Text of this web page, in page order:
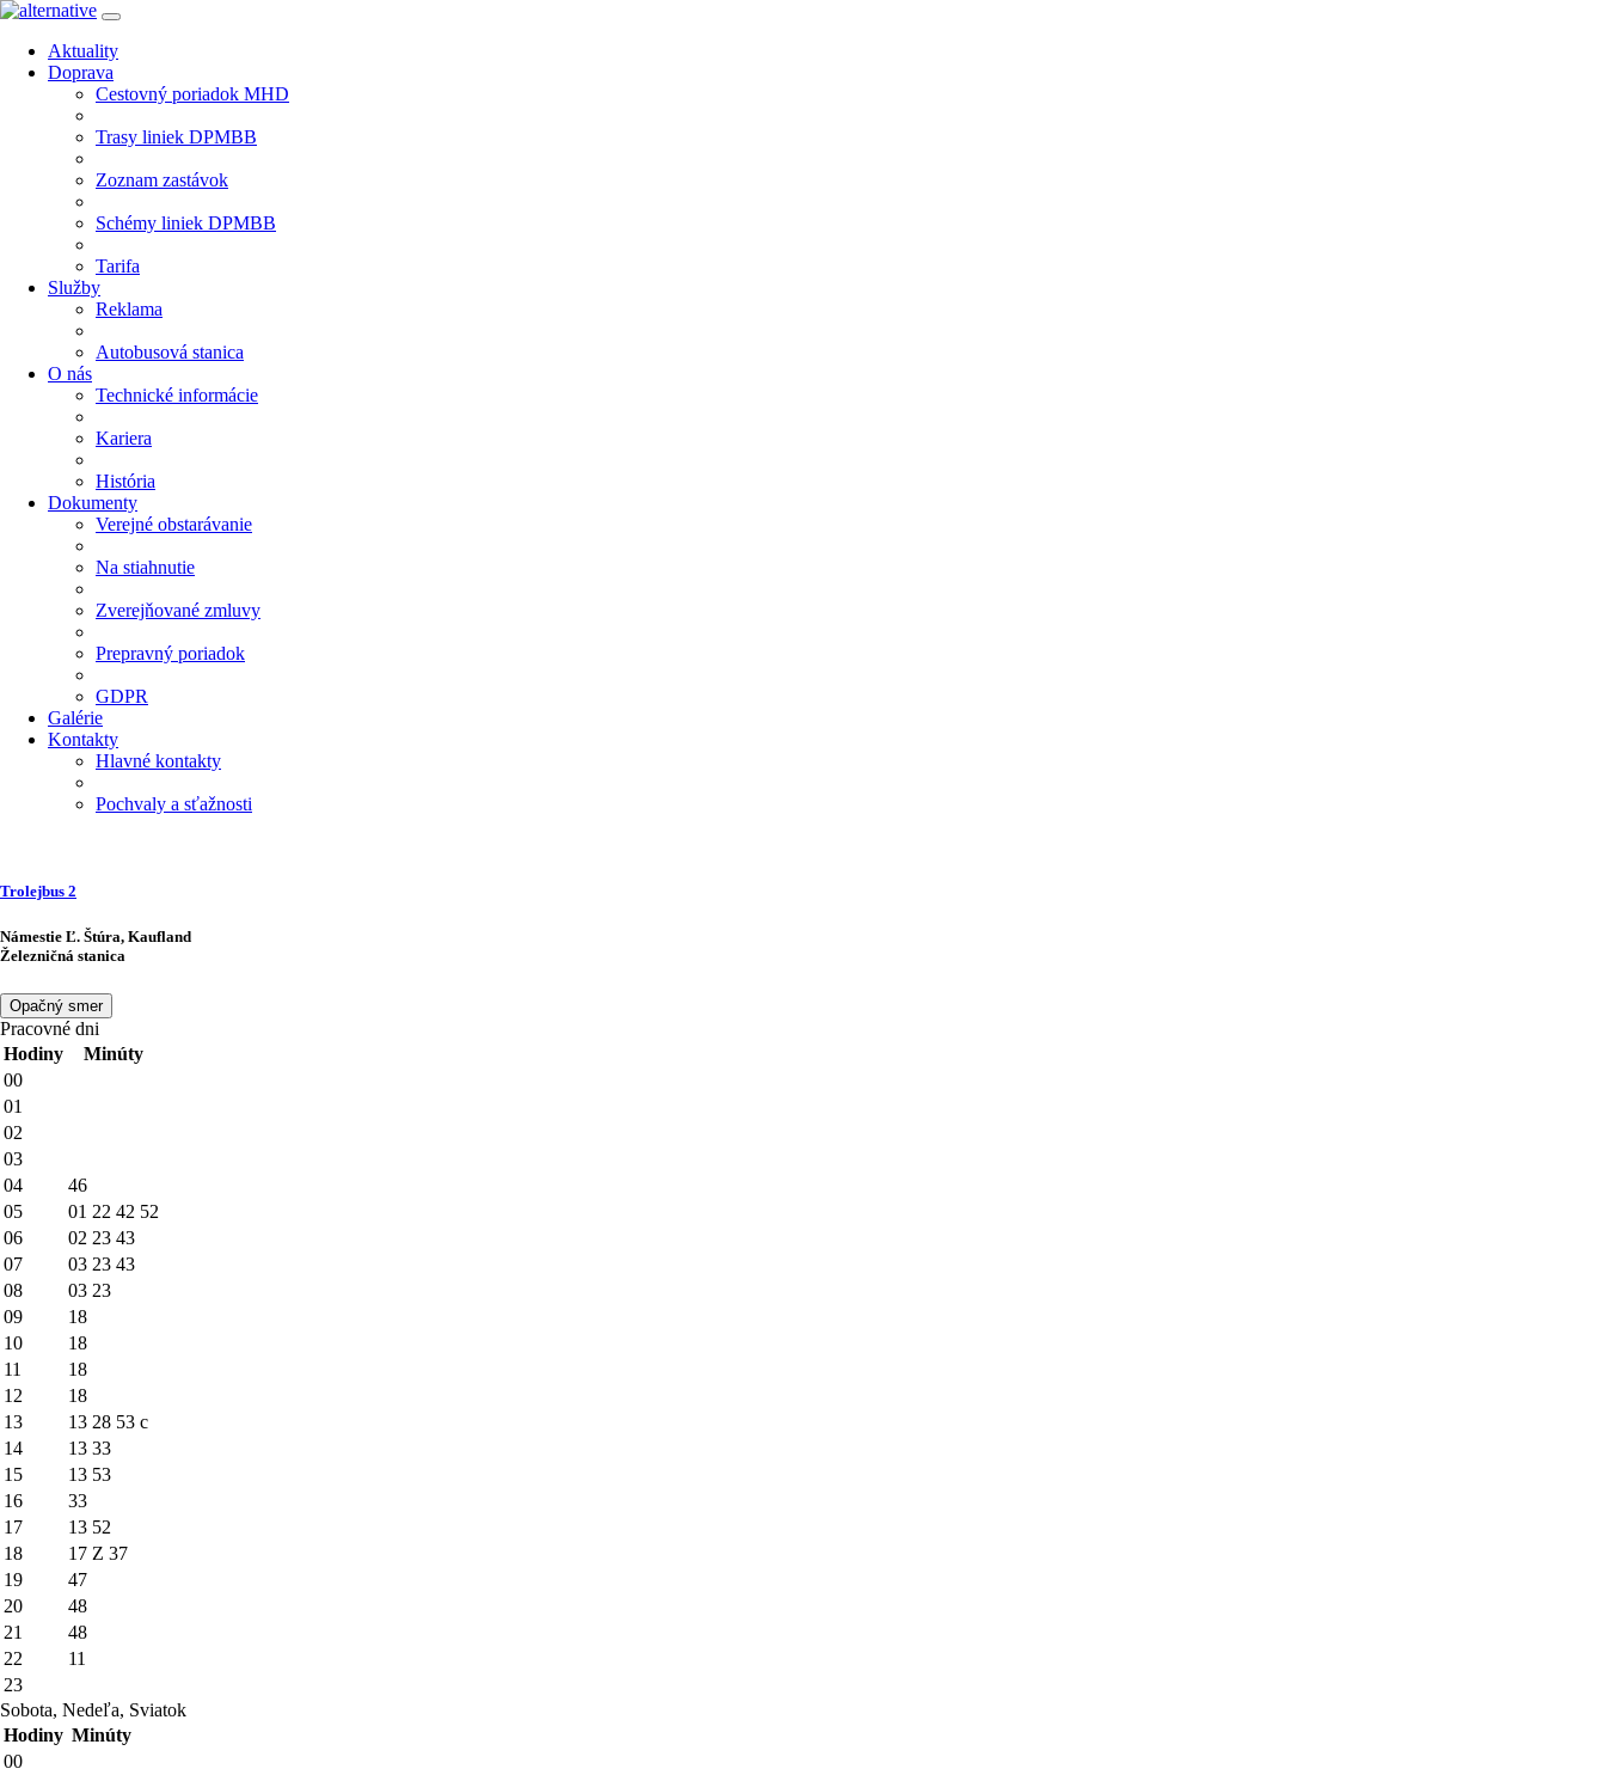
Aktuality
Doprava
Cestovný poriadok MHD
Trasy liniek DPMBB
Zoznam zastávok
Schémy liniek DPMBB
Tarifa
Služby
Reklama
Autobusová stanica
O nás
Technické informácie
Kariera
História
Dokumenty
Verejné obstarávanie
Na stiahnutie
Zverejňované zmluvy
Prepravný poriadok
GDPR
Galérie
Kontakty
Hlavné kontakty
Pochvaly a sťažnosti
Trolejbus 2
Námestie Ľ. Štúra, Kaufland
Železničná stanica
Opačný smer
Pracovné dni
Hodiny
Minúty
00
01
02
03
04
46
05
01 22 42 52
06
02 23 43
07
03 23 43
08
03 23
09
18
10
18
11
18
12
18
13
13 28 53 c
14
13 33
15
13 53
16
33
17
13 52
18
17 Z 37
19
47
20
48
21
48
22
11
23
Sobota, Nedeľa, Sviatok
Hodiny Minúty
00